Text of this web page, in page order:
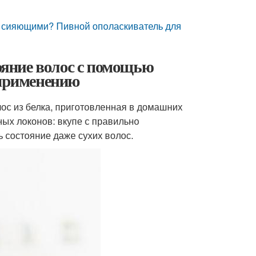
Пивной ополаскиватель для
волос с помощью
из белка, приготовленная в домашних
локонов: вкупе с правильно
даже сухих волос.